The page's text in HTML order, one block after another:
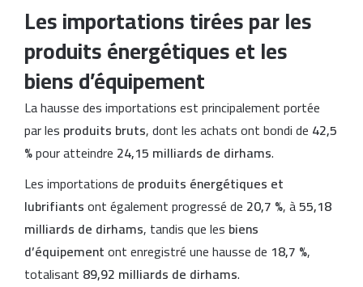
Les importations tirées par les
produits énergétiques et les
biens d’équipement
La hausse des importations est principalement portée
par les produits bruts, dont les achats ont bondi de 42,5
%pour atteindre 24,15 milliards de dirhams.
Les importations de produits énergétiques et
lubrifiantsont également progressé de 20,7 %, à55,18
milliards de dirhams, tandis que les biens
d’équipementont enregistré une hausse de 18,7 %,
totalisant 89,92 milliards de dirhams.